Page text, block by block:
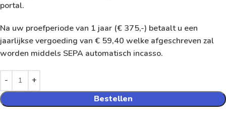
portal.
Na uw proefperiode van 1 jaar (€ 375,-) betaalt u een
jaarlijkse vergoeding van € 59,40 welke afgeschreven zal
worden middels SEPA automatisch incasso.
Bestellen